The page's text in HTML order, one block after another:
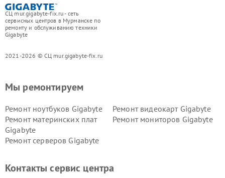
СЦ mur.gigabyte-fix.ru - сеть
сервисных центров в Мурманске по
ремонту и обслуживанию техники
Gigabyte
2021-2026 © СЦ mur.gigabyte-fix.ru
Мы ремонтируем
Ремонт ноутбуков Gigabyte
Ремонт видеокарт Gigabyte
Ремонт материнских плат
Gigabyte
Ремонт мониторов Gigabyte
Ремонт серверов Gigabyte
Контакты сервис центра